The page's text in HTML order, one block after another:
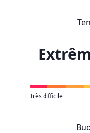
Très difficile